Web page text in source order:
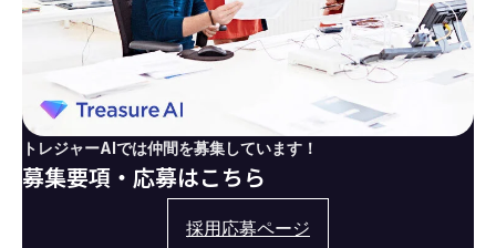
トレジャーAIでは仲間を募集しています！
募集要項・応募はこちら
採用応募ページ